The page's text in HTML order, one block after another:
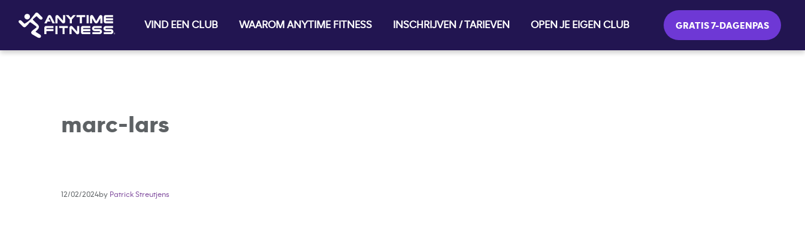
VIND EEN CLUB WAAROM ANYTIME FITNESS INSCHRIJVEN / TARIEVEN OPEN JE EIGEN CLUB GRATIS 7-DAGENPAS
marc-lars
12/02/2024by Patrick Streutjens